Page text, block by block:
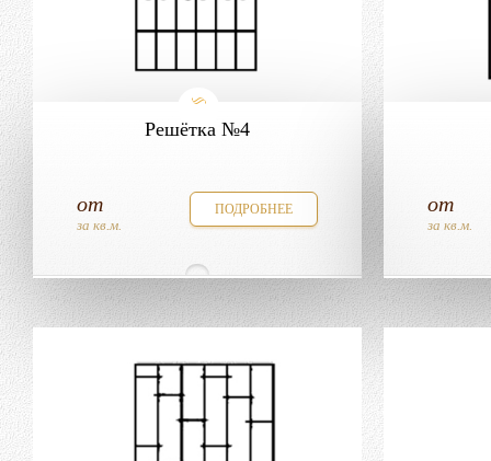
Решётка №4
от
за кв.м.
ПОДРОБНЕЕ от
за кв.м.